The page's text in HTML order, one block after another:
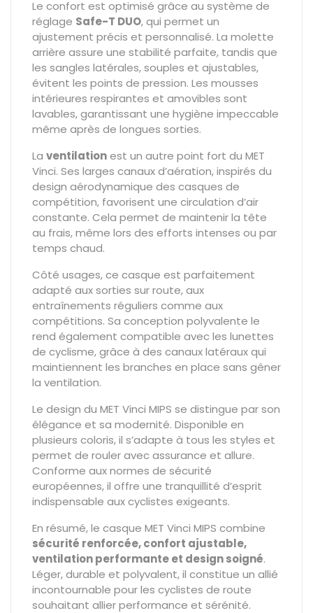
Le confort est optimisé grâce au système de
réglage Safe-T DUO, qui permet un
ajustement précis et personnalisé. La molette
arrière assure une stabilité parfaite, tandis que
les sangles latérales, souples et ajustables,
évitent les points de pression. Les mousses
intérieures respirantes et amovibles sont
lavables, garantissant une hygiène impeccable
même après de longues sorties.
La ventilationest un autre point fort du MET
Vinci. Ses larges canaux d’aération, inspirés du
design aérodynamique des casques de
compétition, favorisent une circulation d’air
constante. Cela permet de maintenir la tête
au frais, même lors des efforts intenses ou par
temps chaud.
Côté usages, ce casque est parfaitement
adapté aux sorties sur route, aux
entraînements réguliers comme aux
compétitions. Sa conception polyvalente le
rend également compatible avec les lunettes
de cyclisme, grâce à des canaux latéraux qui
maintiennent les branches en place sans gêner
la ventilation.
Le design du MET Vinci MIPS se distingue par son
élégance et sa modernité. Disponible en
plusieurs coloris, il s’adapte à tous les styles et
permet de rouler avec assurance et allure.
Conforme aux normes de sécurité
européennes, il offre une tranquillité d’esprit
indispensable aux cyclistes exigeants.
En résumé, le casque MET Vinci MIPS combine
sécurité renforcée, confort ajustable,
ventilation performante et design soigné.
Léger, durable et polyvalent, il constitue un allié
incontournable pour les cyclistes de route
souhaitant allier performance et sérénité.